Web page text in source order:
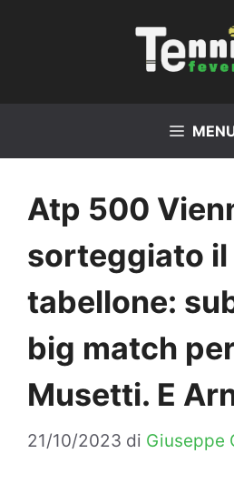
Atp 500
sorteggiato il
tabellone:
big match
Musetti. E
21/10/2023 di Giuseppe